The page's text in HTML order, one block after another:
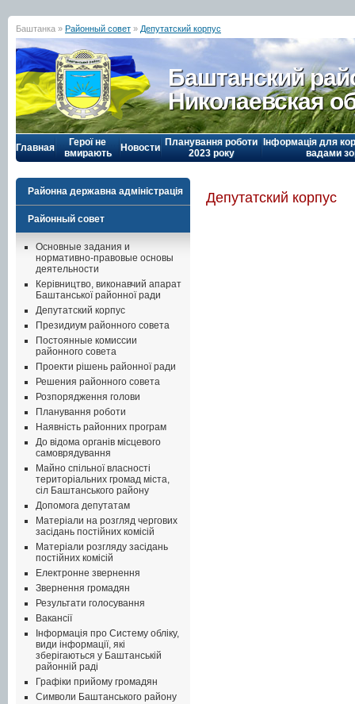
Баштанка » Районный совет » Депутатский корпус
Баштанский
Николаевская
Главная
Герої не
вмирають
Новости Планування роботи
2023 року
Інформація для
вадами
Районна державна адміністрація
Районный совет
Основные задания и
нормативно-правовые основы
деятельности
Керівництво, виконавчий апарат
Баштанської районної ради
Депутатский корпус
Президиум районного совета
Постоянные комиссии
районного совета
Проекти рішень районної ради
Решения районного совета
Розпорядження голови
Планування роботи
Наявність районних програм
До відома органів місцевого
самоврядування
Майно спільної власності
територіальних громад міста,
сіл Баштанського району
Допомога депутатам
Матеріали на розгляд чергових
засідань постійних комісій
Матеріали розгляду засідань
постійних комісій
Електронне звернення
Звернення громадян
Результати голосування
Вакансії
Інформація про Систему обліку,
види інформації, які
зберігаються у Баштанській
районній раді
Графіки прийому громадян
Символи Баштанського району
Депутатский корпус